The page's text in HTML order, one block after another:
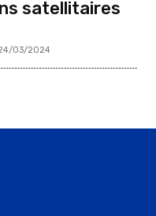
satellitaires
03/2024